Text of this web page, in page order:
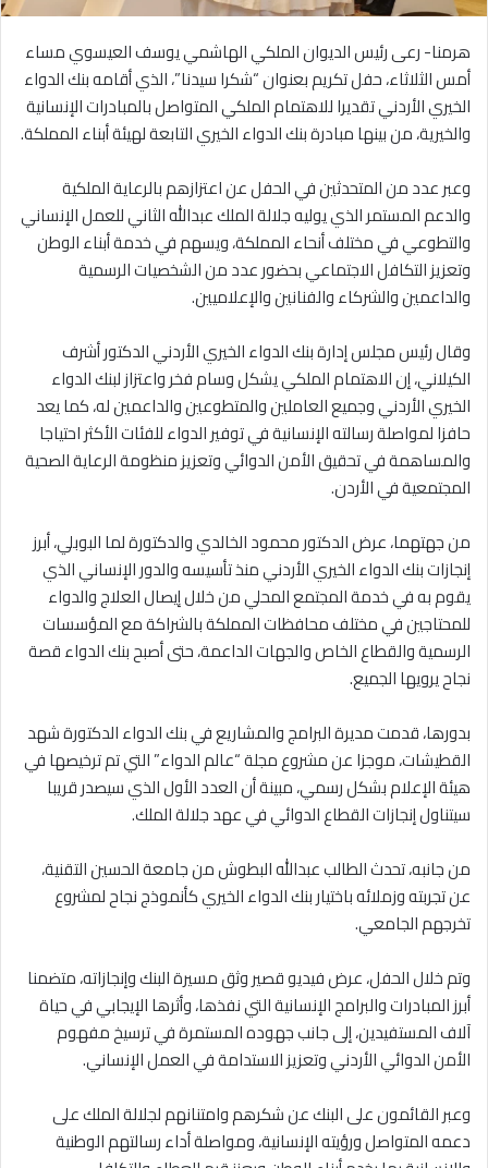
هرمنا- رعى رئيس الديوان الملكي الهاشمي يوسف العيسوي مساء
أمس الثلاثاء، حفل تكريم بعنوان “شكرا سيدنا”، الذي أقامه بنك الدواء
الخيري الأردني تقديرا للاهتمام الملكي المتواصل بالمبادرات الإنسانية
والخيرية، من بينها مبادرة بنك الدواء الخيري التابعة لهيئة أبناء المملكة.
‏وعبر عدد من المتحدثين في الحفل عن اعتزازهم بالرعاية الملكية
والدعم المستمر الذي يوليه جلالة الملك عبدالله الثاني للعمل الإنساني
والتطوعي في مختلف أنحاء المملكة، ويسهم في خدمة أبناء الوطن
وتعزيز التكافل الاجتماعي بحضور عدد من الشخصيات الرسمية
والداعمين والشركاء والفنانين والإعلاميين.
‏وقال رئيس مجلس إدارة بنك الدواء الخيري الأردني الدكتور أشرف
الكيلاني، إن الاهتمام الملكي يشكل وسام فخر واعتزاز لبنك الدواء
الخيري الأردني وجميع العاملين والمتطوعين والداعمين له، كما يعد
حافزا لمواصلة رسالته الإنسانية في توفير الدواء للفئات الأكثر احتياجا
والمساهمة في تحقيق الأمن الدوائي وتعزيز منظومة الرعاية الصحية
المجتمعية في الأردن.
‏من جهتهما، عرض الدكتور محمود الخالدي والدكتورة لما البوبلي، أبرز
إنجازات بنك الدواء الخيري الأردني منذ تأسيسه والدور الإنساني الذي
يقوم به في خدمة المجتمع المحلي من خلال إيصال العلاج والدواء
للمحتاجين في مختلف محافظات المملكة بالشراكة مع المؤسسات
الرسمية والقطاع الخاص والجهات الداعمة، حتى أصبح بنك الدواء قصة
نجاح يرويها الجميع.
‏بدورها، قدمت مديرة البرامج والمشاريع في بنك الدواء الدكتورة شهد
القطيشات، موجزا عن مشروع مجلة “عالم الدواء” التي تم ترخيصها في
هيئة الإعلام بشكل رسمي، مبينة أن العدد الأول الذي سيصدر قريبا
سيتناول إنجازات القطاع الدوائي في عهد جلالة الملك.
‏من جانبه، تحدث الطالب عبدالله البطوش من جامعة الحسين التقنية،
عن تجربته وزملائه باختيار بنك الدواء الخيري كأنموذج نجاح لمشروع
تخرجهم الجامعي.
‏وتم خلال الحفل، عرض فيديو قصير وثق مسيرة البنك وإنجازاته، متضمنا
أبرز المبادرات والبرامج الإنسانية التي نفذها، وأثرها الإيجابي في حياة
آلاف المستفيدين، إلى جانب جهوده المستمرة في ترسيخ مفهوم
الأمن الدوائي الأردني وتعزيز الاستدامة في العمل الإنساني.
‏وعبر القائمون على البنك عن شكرهم وامتنانهم لجلالة الملك على
دعمه المتواصل ورؤيته الإنسانية، ومواصلة أداء رسالتهم الوطنية